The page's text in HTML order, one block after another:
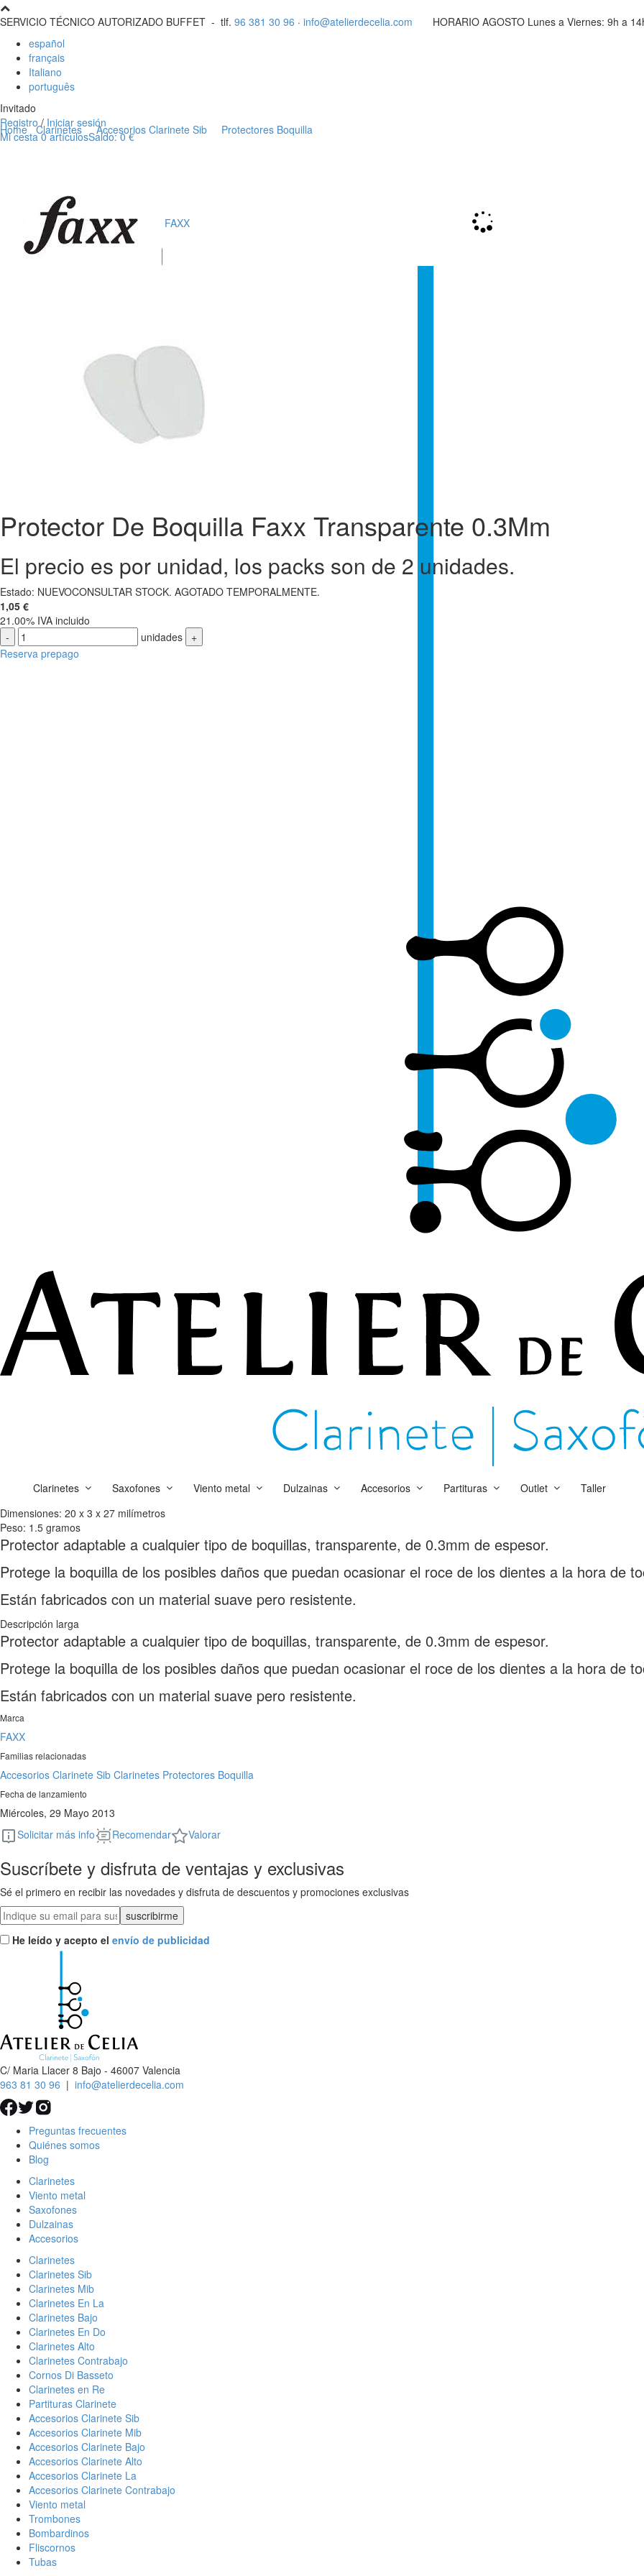
SERVICIO TÉCNICO AUTORIZADO BUFFET - tlf. 96 381 30 96 · info@atelierdecelia.com HORARIO AGOSTO Lunes a Viernes: 9h a
español
français
Italiano
português
Invitado
Registro/ Iniciar sesión
Mi cesta0artículosSaldo:0 €
Usuarios registrados
Clarinetes Saxofones Viento metal Dulzainas Accesorios Partituras Outlet Taller
Home Clarinetes Accesorios Clarinete Sib Protectores Boquilla
FAXX
Protector De Boquilla Faxx Transparente 0.3Mm
El precio es por unidad, los packs son de 2 unidades.
Estado: NUEVOCONSULTAR STOCK. AGOTADO TEMPORALMENTE.
1,05 €
21.00% IVA incluido
-
unidades
+
Reserva prepago
Dimensiones: 20 x 3 x 27 milímetros
Peso: 1.5 gramos
Protector adaptable a cualquier tipo de boquillas, transparente, de 0.3mm de espesor.
Protege la boquilla de los posibles daños que puedan ocasionar el roce de los dientes a la hora de
Están fabricados con un material suave pero resistente.
Descripción larga
Protector adaptable a cualquier tipo de boquillas, transparente, de 0.3mm de espesor.
Protege la boquilla de los posibles daños que puedan ocasionar el roce de los dientes a la hora de
Están fabricados con un material suave pero resistente.
Marca
FAXX
Familias relacionadas
Accesorios Clarinete Sib Clarinetes Protectores Boquilla
Fecha de lanzamiento
Miércoles, 29 Mayo 2013
Solicitar más info
Recomendar Valorar
Suscríbete y disfruta de ventajas y exclusivas
Sé el primero en recibir las novedades y disfruta de descuentos y promociones exclusivas
He leído y acepto el envío de publicidad
C/ Maria Llacer 8 Bajo - 46007 Valencia
963 81 30 96 | info@atelierdecelia.com
Preguntas frecuentes
Quiénes somos
Blog
Clarinetes
Viento metal
Saxofones
Dulzainas
Accesorios
Clarinetes
Clarinetes Sib
Clarinetes Mib
Clarinetes En La
Clarinetes Bajo
Clarinetes En Do
Clarinetes Alto
Clarinetes Contrabajo
Cornos Di Basseto
Clarinetes en Re
Partituras Clarinete
Accesorios Clarinete Sib
Accesorios Clarinete Mib
Accesorios Clarinete Bajo
Accesorios Clarinete Alto
Accesorios Clarinete La
Accesorios Clarinete Contrabajo
Viento metal
Trombones
Bombardinos
Fliscornos
Tubas